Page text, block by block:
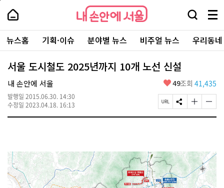
본
로
가
내
손
안
에
서
울
-
서
울
시
대
표
소
내
손
에
울
검
창
열
기
메
뉴
전
체
보
주
요
서
뉴스홈 기획·이슈 분야별 뉴스 비주얼 뉴스 우리동
서울 도시철도 2025년까지 10개 노선 신설
내 손안에 서울
발행일 2015.06.30. 14:30
수정일 2023.04.18. 16:13
좋
요
49조회 41,435
페
이
복
사
S
N
기
글
자
변
경
하
기
글
자
변
경
하
기
페
상
단
로